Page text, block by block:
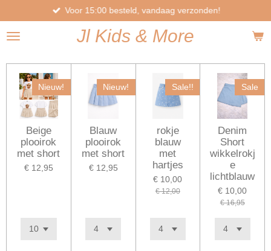
direct
naar
hoofdinhoud
JlKids & More
Voor 15:00 besteld, vandaag verzonden!
Nieuw!
Beige
plooirok
met short
€ 12,95
Nieuw!
Blauw
plooirok
met short
€ 12,95
Sale!!
rokje
blauw
met
hartjes
€ 10,00
€ 12,00
Sale
Denim
Short
wikkelrokj
e
lichtblauw
€ 10,00
€ 16,95